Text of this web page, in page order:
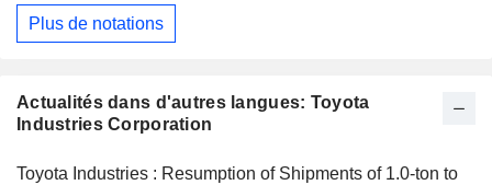
Actualités dans d'autres langues: Toyota
Industries Corporation
Toyota Industries : Resumption of Shipments of 1.0-ton to
Plus de notations